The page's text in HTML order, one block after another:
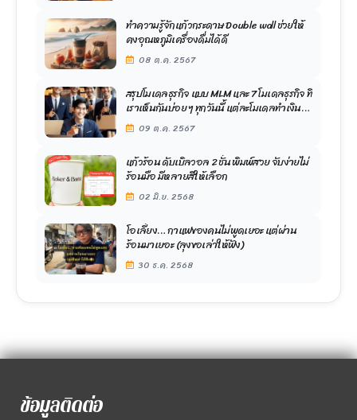
ทำความรู้จักแก้วกระดาษ Double wall ช่วยให้
คงอุณหภูมิเครื่องดื่มได้ดี
08 ต.ค. 2567
สรุปโมเดลธุรกิจ แบบ MLM และ 7 โมเดลธุรกิจ ที่
เราเห็นกันบ่อย ๆ ทุกวันนี้ แต่ละโมเดลทำเงิน
อย่างไร09 ต.ค. 2567
แก้วร้อน ดับเบิลวอล 2 ชั้น พิมพ์สวย จับง่ายไม่
ร้อนมือ มีหลายสีให้เลือก
02 มิ.ย. 2568
โอเลี้ยง… กาแฟของคนไม่พูดเยอะ แต่ผ่าน
ร้อนมาเยอะ (ลุงขอเล่าให้ฟัง)
30 ธ.ค. 2568
ข้อมูลติดต่อ